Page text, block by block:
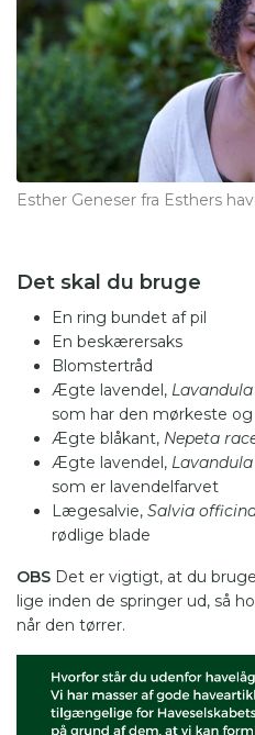
Esther Geneser fra Esthers
Det skal du bruge
En ring bundet af pil
En beskærersaks
Blomstertråd
Ægte lavendel,
som har den mørkeste
Ægte blåkant, Nepeta
Ægte lavendel,
som er lavendelfarvet
Lægesalvie, Salvia
rødlige blade
OBS Det er vigtigt, at du
lige inden de springer ud, så
når den tørrer.